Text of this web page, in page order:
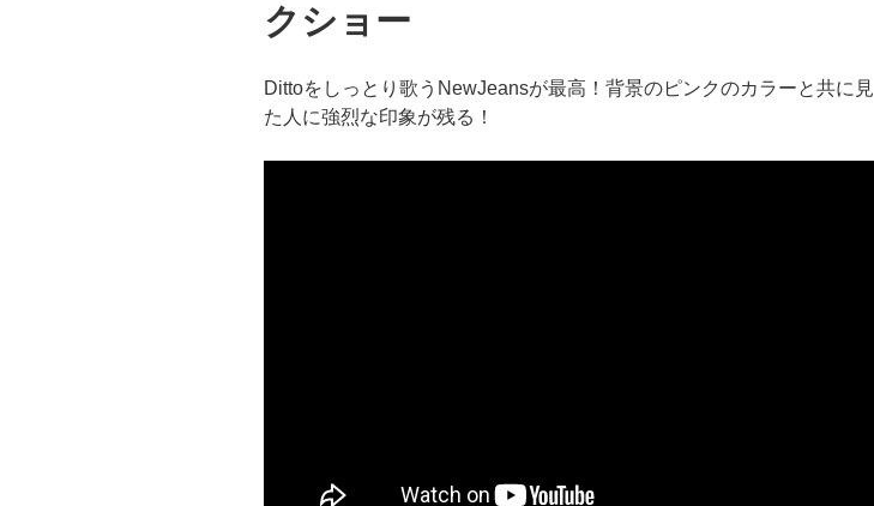
クショー
Dittoをしっとり歌うNewJeansが最高！背景のピンクのカラーと共に見
た人に強烈な印象が残る！